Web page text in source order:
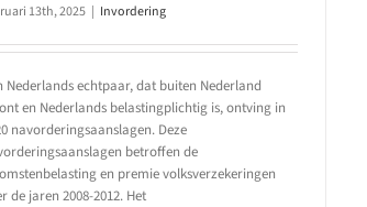
13th, 2025 | Invordering
Nederlands echtpaar, dat buiten Nederland
en Nederlands belastingplichtig is, ontving in
navorderingsaanslagen. Deze
betroffen de
en premie volksverzekeringen
de jaren 2008-2012. Het